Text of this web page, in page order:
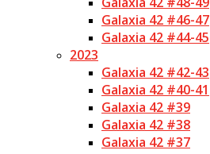
Galaxia 42 #46-47
Galaxia 42 #44-45
2023
Galaxia 42 #42-43
Galaxia 42 #40-41
Galaxia 42 #39
Galaxia 42 #38
Galaxia 42 #37